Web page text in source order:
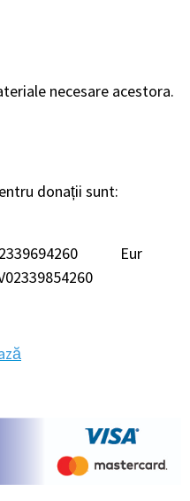
necesare acestora.
donații sunt:
Eur